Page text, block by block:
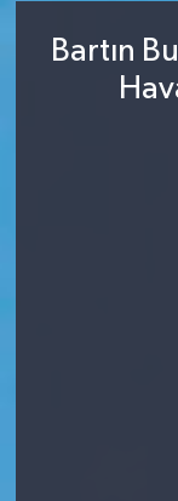
Bartın
Tüm
Son